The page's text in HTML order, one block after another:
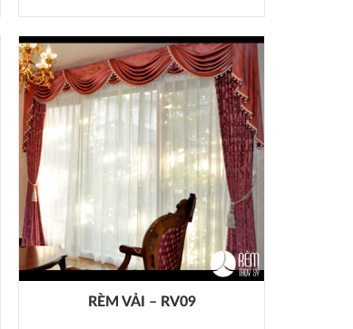
RÈM VẢI – RV09